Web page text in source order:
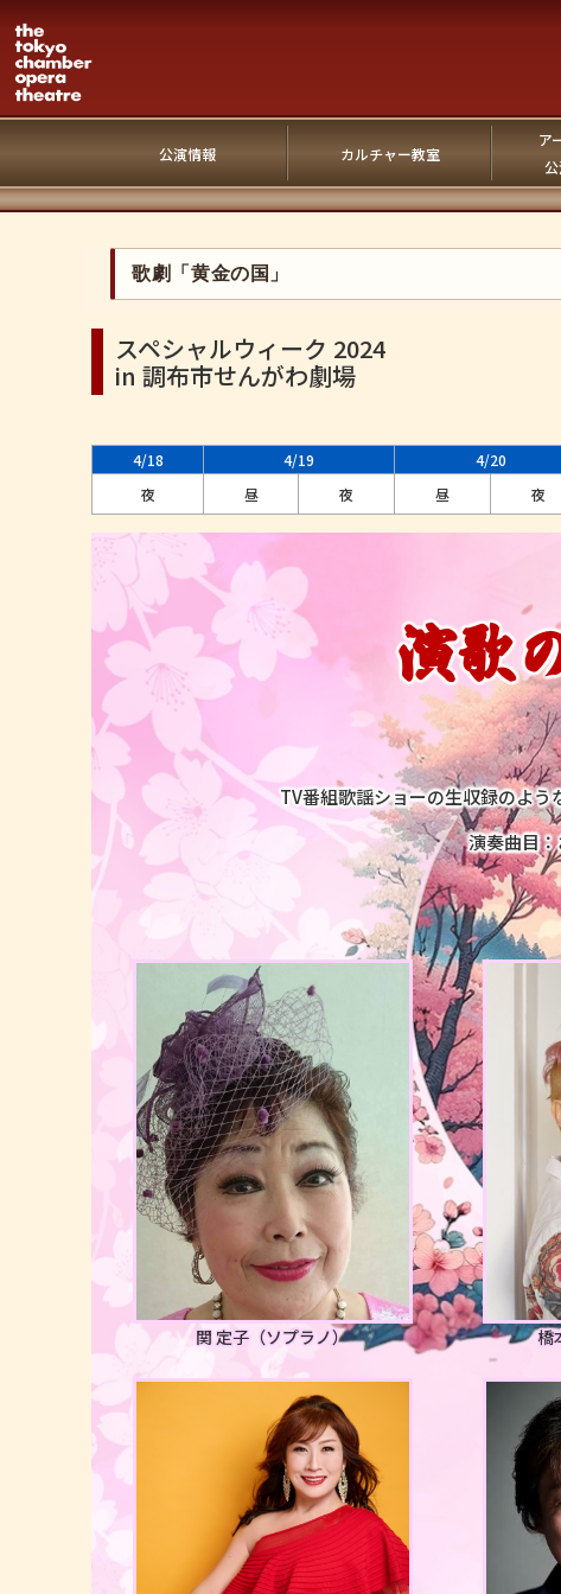
公演情報 カルチャー教室
ア
歌劇「黄金の国」
スペシャルウィーク 2024
in 調布市せんがわ劇場
4/18 4/19 4/20
夜
昼 夜 昼 夜
演歌
TV番組歌謡ショーの生収録のよ
演奏曲目
関 定子 （ソプラノ） 橋